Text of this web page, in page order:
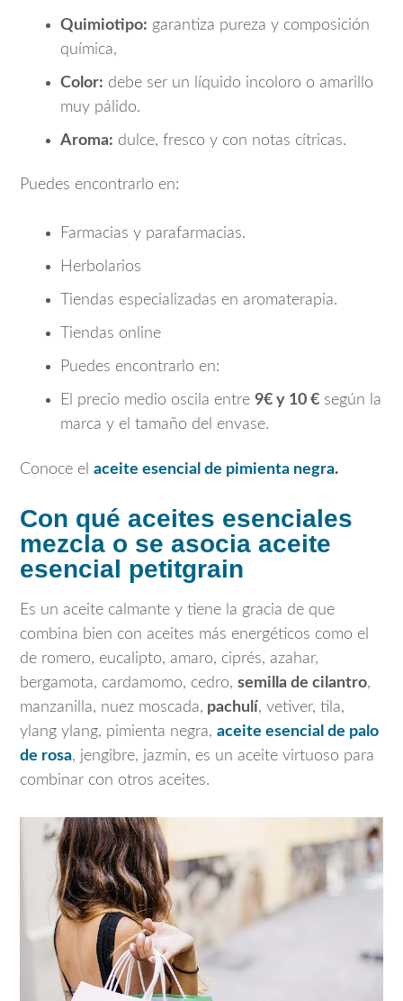
Quimiotipo: garantiza pureza y composición
química,
Color: debe ser un líquido incoloro o amarillo
muy pálido.
Aroma: dulce, fresco y con notas cítricas.
Puedes encontrarlo en:
Farmacias y parafarmacias.
Herbolarios
Tiendas especializadas en aromaterapia.
Tiendas online
Puedes encontrarlo en:
El precio medio oscila entre 9€ y 10 € según la
marca y el tamaño del envase.
Conoce el aceite esencial de pimienta negra.
Con qué aceites esenciales
mezcla o se asocia aceite
esencial petitgrain
Es un aceite calmante y tiene la gracia de que
combina bien con aceites más energéticos como el
de romero, eucalipto, amaro, ciprés, azahar,
bergamota, cardamomo, cedro, semilla de cilantro,
manzanilla, nuez moscada, pachulí, vetiver, tila,
ylang ylang, pimienta negra, aceite esencial de palo
de rosa, jengibre, jazmín, es un aceite virtuoso para
combinar con otros aceites.